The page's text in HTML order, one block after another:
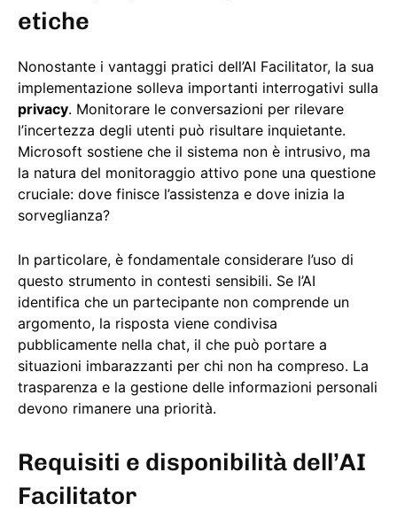
etiche
Nonostante i vantaggi pratici dell’AI Facilitator, la sua
implementazione solleva importanti interrogativi sulla
privacy. Monitorare le conversazioni per rilevare
l’incertezza degli utenti può risultare inquietante.
Microsoft sostiene che il sistema non è intrusivo, ma
la natura del monitoraggio attivo pone una questione
cruciale: dove finisce l’assistenza e dove inizia la
sorveglianza?
In particolare, è fondamentale considerare l’uso di
questo strumento in contesti sensibili. Se l’AI
identifica che un partecipante non comprende un
argomento, la risposta viene condivisa
pubblicamente nella chat, il che può portare a
situazioni imbarazzanti per chi non ha compreso. La
trasparenza e la gestione delle informazioni personali
devono rimanere una priorità.
Requisiti e disponibilità dell’AI
Facilitator